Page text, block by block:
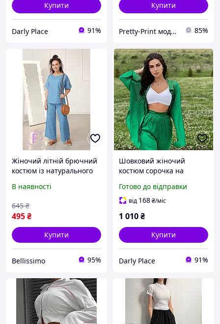
Купити
Darly Place 91%
Купити
Pretty-Print модний одяг з принтами за низькими цінами 85%
Жіночий літній брючний
костюм із натурального
штанами та вільною
В наявності
495₴
645 ₴
Купити
Bellissimo 95%
Шовковий жіночий
костюм сорочка на
рукавом і вільні штани на
резинці з кишенями
46-48
Готово до відправки
від 168₴/міс
1 010₴
Купити
Darly Place 91%